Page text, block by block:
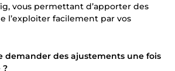
vous permettant d’apporter des
l’exploiter facilement par vos
demander des ajustements une fois
?